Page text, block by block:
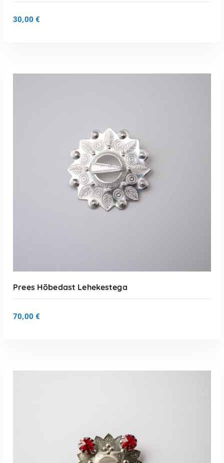
LISA KORVI
30,00 €
LISA KORVI
Prees Hõbedast Lehekestega
70,00 €